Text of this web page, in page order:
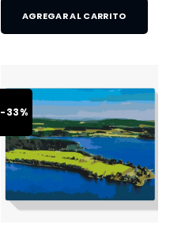
AGREGAR AL CARRITO
-33%